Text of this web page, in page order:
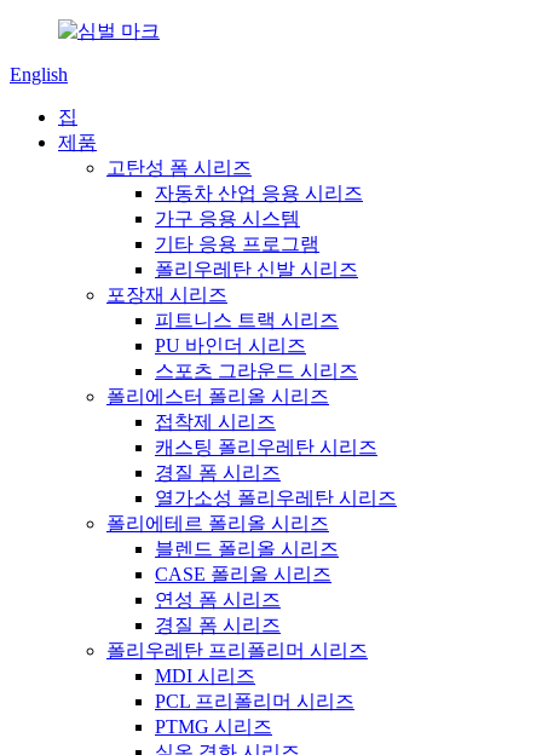
English
집
제품
고탄성 폼 시리즈
자동차 산업 응용 시리즈
가구 응용 시스템
기타 응용 프로그램
폴리우레탄 신발 시리즈
포장재 시리즈
피트니스 트랙 시리즈
PU 바인더 시리즈
스포츠 그라운드 시리즈
폴리에스터 폴리올 시리즈
접착제 시리즈
캐스팅 폴리우레탄 시리즈
경질 폼 시리즈
열가소성 폴리우레탄 시리즈
폴리에테르 폴리올 시리즈
블렌드 폴리올 시리즈
CASE 폴리올 시리즈
연성 폼 시리즈
경질 폼 시리즈
폴리우레탄 프리폴리머 시리즈
MDI 시리즈
PCL 프리폴리머 시리즈
PTMG 시리즈